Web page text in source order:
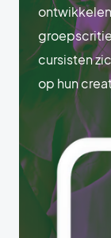
cursisten
op hun